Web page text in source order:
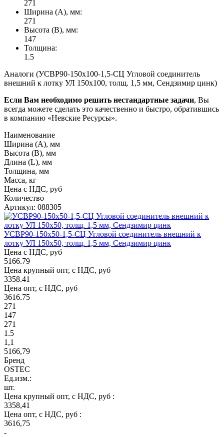
271
Ширина (А), мм:
271
Высота (В), мм:
147
Толщина:
1.5
Аналоги (УСВР90-150х100-1,5-СЦ Угловой соединитель
внешний к лотку УЛ 150х100, толщ. 1,5 мм, Сендзимир цинк)
Если Вам необходимо решить нестандартные задачи, Вы
всегда можете сделать это качественно и быстро, обратившись
в компанию «Невские Ресурсы».
Наименование
Ширина (А), мм
Высота (В), мм
Длина (L), мм
Толщина, мм
Масса, кг
Цена с НДС, руб
Количество
Артикул: 088305
УСВР90-150х50-1,5-СЦ Угловой соединитель внешний к
лотку УЛ 150х50, толщ. 1,5 мм, Сендзимир цинк
Цена с НДС, руб
5166.79
Цена крупный опт, с НДС, руб
3358.41
Цена опт, с НДС, руб
3616.75
271
147
271
1.5
1,1
5166,79
Бренд
OSTEC
Ед.изм.:
шт.
Цена крупный опт, с НДС, руб :
3358,41
Цена опт, с НДС, руб :
3616,75
-